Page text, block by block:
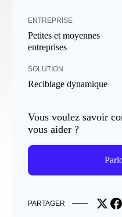
ENTREPRISE
Petites et moyennes
entreprises
SOLUTION
Reciblage dynamique
Vous voulez savoir
vous aider ?
PARTAGER Share